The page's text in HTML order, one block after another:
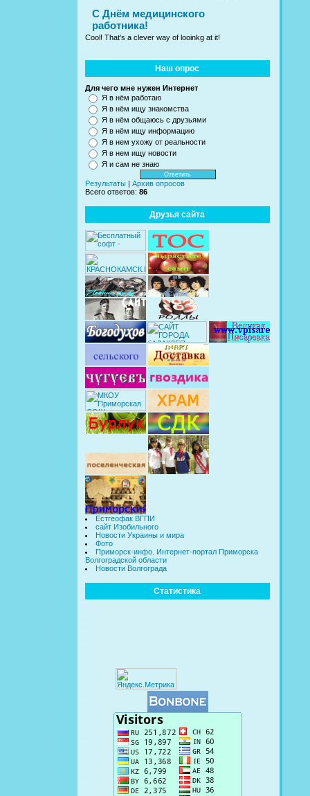
C Днём медицинского
работника!
Cool! That's a clever way of looinkg at it!
Наш опрос
Для чего мне нужен Интернет
Я в нём работаю
Я в нём ищу знакомства
Я в нём общаюсь с друзьями
Я в нём ищу информацию
Я в нем ухожу от реальности
Я в нем ищу новости
Я и сам не знаю
Результаты
Архив опросов
Всего ответов: 86
Друзья сайта
Естгеофак ВГПИ
сайт Изобильного
Новости Украины и мира
Фото
Приморск-инфо. Интернет-портал Приморска
Волгоградской области
Новости Волгограда
Статистика